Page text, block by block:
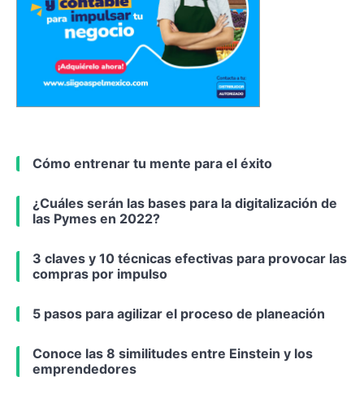
Cómo entrenar tu mente para el éxito
¿Cuáles serán las bases para la digitalización de
las Pymes en 2022?
3 claves y 10 técnicas efectivas para provocar las
compras por impulso
5 pasos para agilizar el proceso de planeación
Conoce las 8 similitudes entre Einstein y los
emprendedores